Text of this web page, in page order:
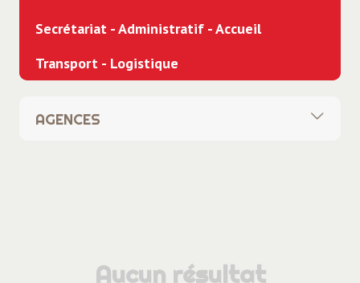
Aucun résultat
Secrétariat - Administratif - Accueil
Transport - Logistique
AGENCES
ACE Domène